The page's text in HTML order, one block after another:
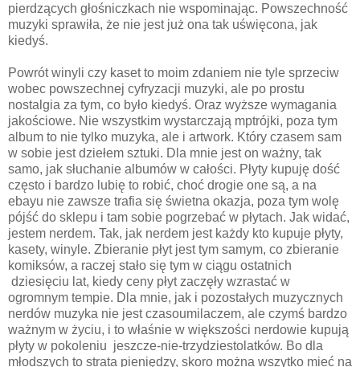
pierdzących głośniczkach nie wspominając. Powszechność
muzyki sprawiła, że nie jest już ona tak uświęcona, jak
kiedyś.
Powrót winyli czy kaset to moim zdaniem nie tyle sprzeciw
wobec powszechnej cyfryzacji muzyki, ale po prostu
nostalgia za tym, co było kiedyś. Oraz wyższe wymagania
jakościowe. Nie wszystkim wystarczają mptrójki, poza tym
album to nie tylko muzyka, ale i artwork. Który czasem sam
w sobie jest dziełem sztuki. Dla mnie jest on ważny, tak
samo, jak słuchanie albumów w całości. Płyty kupuję dość
często i bardzo lubię to robić, choć drogie one są, a na
ebayu nie zawsze trafia się świetna okazja, poza tym wolę
pójść do sklepu i tam sobie pogrzebać w płytach. Jak widać,
jestem nerdem. Tak, jak nerdem jest każdy kto kupuje płyty,
kasety, winyle. Zbieranie płyt jest tym samym, co zbieranie
komiksów, a raczej stało się tym w ciągu ostatnich
dziesięciu lat, kiedy ceny płyt zaczęły wzrastać w
ogromnym tempie. Dla mnie, jak i pozostałych muzycznych
nerdów muzyka nie jest czasoumilaczem, ale czymś bardzo
ważnym w życiu, i to właśnie w większości nerdowie kupują
płyty w pokoleniu jeszcze-nie-trzydziestolatków. Bo dla
młodszych to strata pieniędzy, skoro można wszytko mieć na